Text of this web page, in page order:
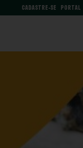
PORTAL
CADASTRE-SE